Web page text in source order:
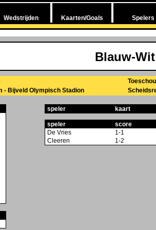
Wedstrijden Kaarten/Goals Spelers
Blauw-Wit
- Bijveld Olympisch Stadion
speler kaart
speler
score
De Vries
1-1
Cleeren
1-2